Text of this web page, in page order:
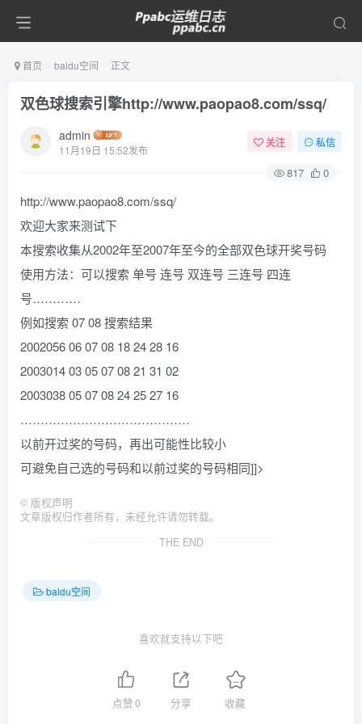
首页 baidu空间 正文
双色球搜索引擎http://www.paopao8.com/ssq/
admin
11月19日 15:52发布
关注 私信
817 0
http://www.paopao8.com/ssq/
欢迎大家来测试下
本搜索收集从2002年至2007年至今的全部双色球开奖号码
使用方法：可以搜索 单号 连号 双连号 三连号 四连
号…………
例如搜索 07 08 搜索结果
2002056 06 07 08 18 24 28 16
2003014 03 05 07 08 21 31 02
2003038 05 07 08 24 25 27 16
……………………………………
以前开过奖的号码，再出可能性比较小
可避免自己选的号码和以前过奖的号码相同]]>
© 版权声明
文章版权归作者所有，未经允许请勿转载。
THE END
baidu空间
喜欢就支持以下吧
点赞0 分享 收藏